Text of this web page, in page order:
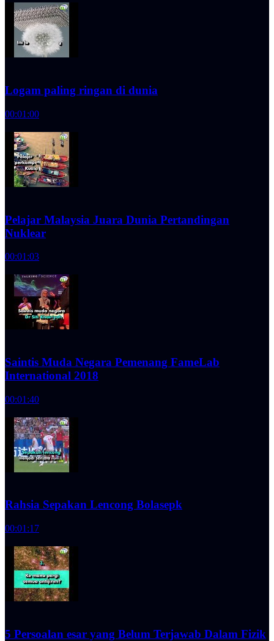
Logam paling ringan di dunia
00:01:00
Pelajar Malaysia Juara Dunia Pertandingan
Nuklear
00:01:03
Saintis Muda Negara Pemenang FameLab
International 2018
00:01:40
Rahsia Sepakan Lencong Bolasepk
00:01:17
5 Persoalan esar yang Belum Terjawab Dalam Fizik